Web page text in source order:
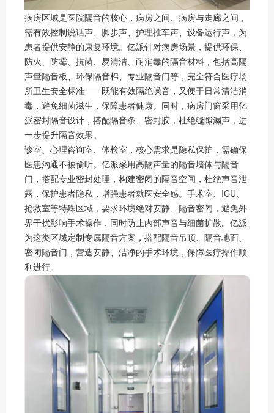
病房区域是医院隔音的核心，病房之间、病房与走廊之间，
需有效控制说话声、脚步声、护理推车声、设备运行声，为
患者提供安静的康复环境。亿派针对病房场景，提供环保、
防火、防霉、抗菌、易清洁、耐消毒的隔音材料，包括高隔
声量隔音板、环保隔音棉、专业隔音门等，完全符合医疗场
所卫生安全标准——既能有效隔绝噪音，又便于日常清洁消
毒，避免细菌滋生，保障患者健康。同时，病房门窗采用亿
派密封隔音设计，搭配隔音条、密封胶，杜绝缝隙漏声，进
一步提升隔音效果。
诊室、心理咨询室、体检室，核心需求是隐私保护，需确保
医患沟通不被偷听。亿派采用高隔声量的隔音墙体与隔音
门，搭配专业密封处理，构建密闭的隔音空间，杜绝声音泄
露，保护患者隐私，增强患者就医安全感。手术室、ICU、
抢救室等特殊区域，要求环境绝对安静、隔音密闭，避免外
界干扰影响手术操作，同时防止内部声音与细菌扩散。亿派
为这类区域定制专属隔音方案，搭配隔音吊顶、隔音地面、
密闭隔音门，营造安静、洁净的手术环境，保障医疗操作顺
利进行。